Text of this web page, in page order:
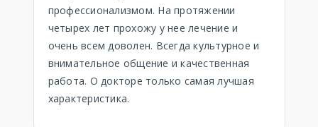
профессионализмом. На протяжении
четырех лет прохожу у нее лечение и
очень всем доволен. Всегда культурное и
внимательное общение и качественная
работа. О докторе только самая лучшая
характеристика.